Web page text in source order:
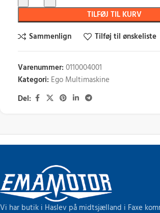
TILFØJ TIL KURV
Sammenlign
Tilføj til ønskeliste
Varenummer: 0110004001
Kategori: Ego Multimaskine
Del:
Vi har butik i Haslev på midtsjælland i Faxe